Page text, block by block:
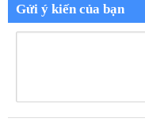
Gửi ý kiến của bạn